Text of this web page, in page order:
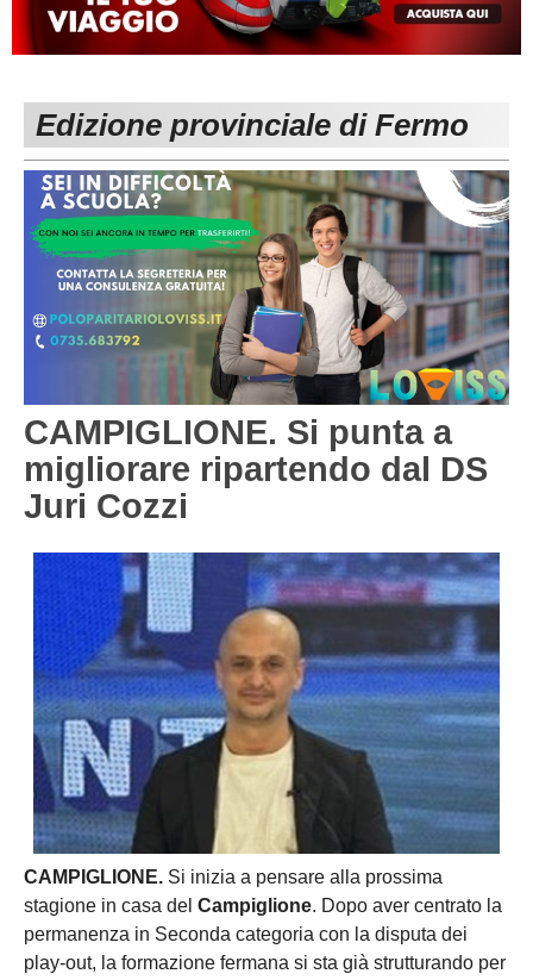
MACERATA
Carica la tua Rosa
ECCELLENZA
1^ CATEGORIA
2^ CATEGORIA
3^ CATEGORIA
GIOVANILI
REGIONALI
Edizione provinciale di Fermo
CAMPIGLIONE. Si punta a
migliorare ripartendo dal DS
Juri Cozzi
CAMPIGLIONE. Si inizia a pensare alla prossima
stagione in casa del Campiglione. Dopo aver centrato la
permanenza in Seconda categoria con la disputa dei
play-out, la formazione fermana si sta già strutturando per